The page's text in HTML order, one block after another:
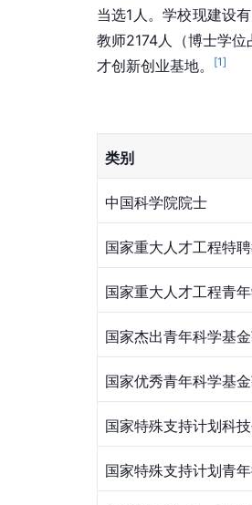
当选1人。学校现建设
教师2174人（博士学
才创新创业基地。
[1]
类别
中国科学院院士
国家重大人才工程特
国家重大人才工程青
国家杰出青年科学基
国家优秀青年科学基
国家特殊支持计划科
国家特殊支持计划青